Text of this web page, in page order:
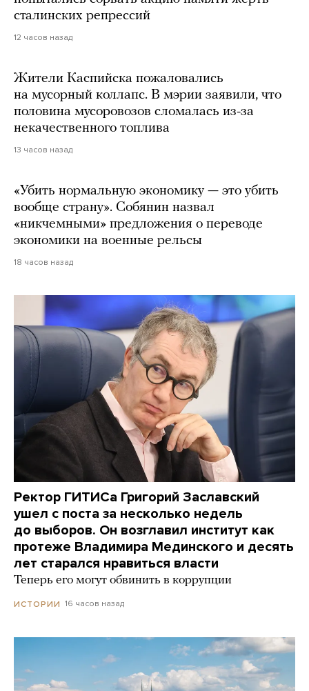
сталинских репрессий
12 часов назад
Жители Каспийска пожаловались
на мусорный коллапс. В мэрии заявили, что
половина мусоровозов сломалась из-за
некачественного топлива
13 часов назад
«Убить нормальную экономику — это убить
вообще страну». Собянин назвал
«никчемными» предложения о переводе
экономики на военные рельсы
18 часов назад
Ректор ГИТИСа Григорий Заславский
ушел с поста за несколько недель
до выборов. Он возглавил институт как
протеже Владимира Мединского и десять
лет старался нравиться власти
Теперь его могут обвинить в коррупции
ИСТОРИИ 16 часов назад